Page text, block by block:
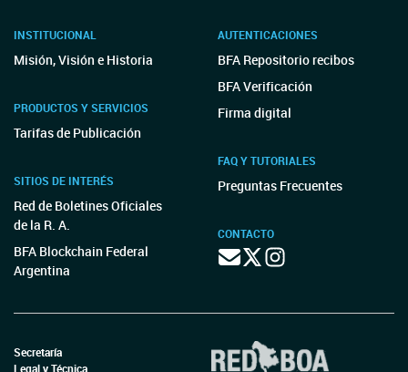
INSTITUCIONAL
Misión, Visión e Historia
PRODUCTOS Y SERVICIOS
Tarifas de Publicación
SITIOS DE INTERÉS
Red de Boletines Oficiales
de la R. A.
BFA Blockchain Federal
Argentina
AUTENTICACIONES
BFA Repositorio recibos
BFA Verificación
Firma digital
FAQ Y TUTORIALES
Preguntas Frecuentes
CONTACTO
Secretaría
Legal y Técnica